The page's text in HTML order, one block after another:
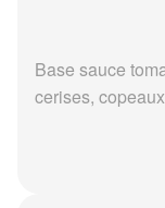
Base sauce
cerises,